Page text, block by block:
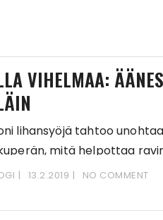
VIHELMAA:
lihansyöjä tahtoo
mitä helpottaa
13.2.2019 NO COMMENT